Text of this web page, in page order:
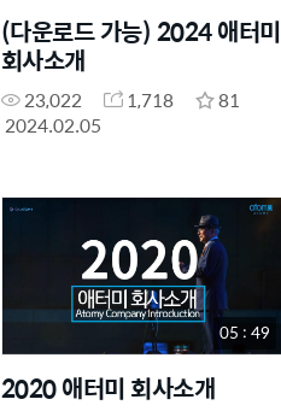
(다운로드 가능) 2024 애터미
회사소개
23,022 1,718
81
2024.02.05
05 : 49
2020 애터미 회사소개